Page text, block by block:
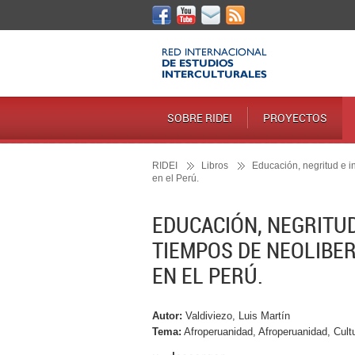
SOBRE RIDEI PROYECTOS
RIDEI Libros
Educación, negritud e
en el Perú.
EDUCACIÓN,
TIEMPOS DE
EN EL PERÚ.
Autor: Valdiviezo, Luis Martín
Tema: Afroperuanidad, Afroperuanidad,